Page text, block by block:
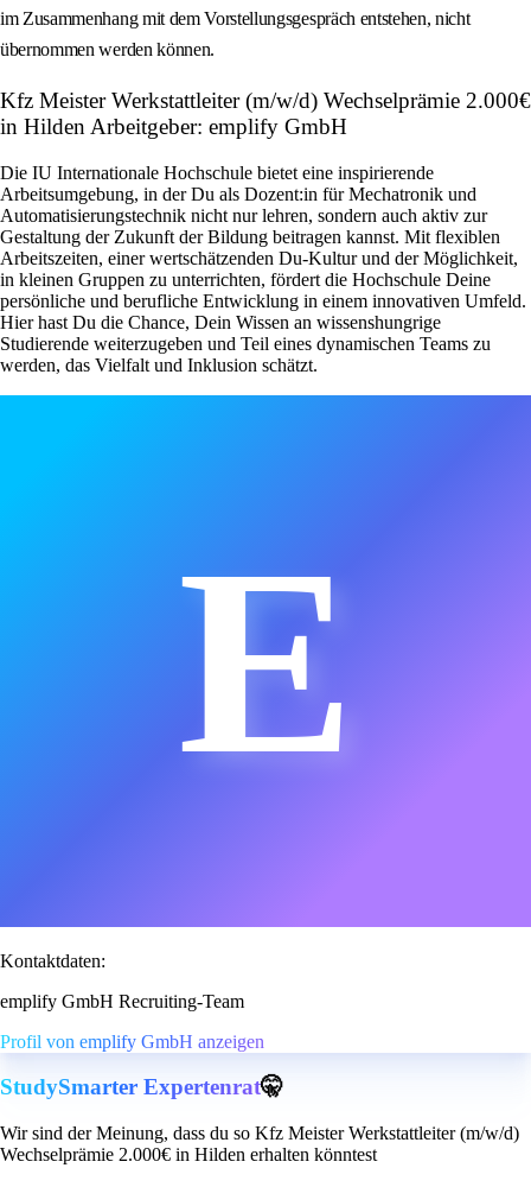
im Zusammenhang mit dem Vorstellungsgespräch entstehen, nicht
übernommen werden können.
Kfz Meister Werkstattleiter (m/w/d) Wechselprämie 2.000€
in Hilden Arbeitgeber: emplify GmbH
Die IU Internationale Hochschule bietet eine inspirierende
Arbeitsumgebung, in der Du als Dozent:in für Mechatronik und
Automatisierungstechnik nicht nur lehren, sondern auch aktiv zur
Gestaltung der Zukunft der Bildung beitragen kannst. Mit flexiblen
Arbeitszeiten, einer wertschätzenden Du-Kultur und der Möglichkeit,
in kleinen Gruppen zu unterrichten, fördert die Hochschule Deine
persönliche und berufliche Entwicklung in einem innovativen Umfeld.
Hier hast Du die Chance, Dein Wissen an wissenshungrige
Studierende weiterzugeben und Teil eines dynamischen Teams zu
werden, das Vielfalt und Inklusion schätzt.
E
Kontaktdaten:
emplify GmbH Recruiting-Team
Profil von emplify GmbH anzeigen
StudySmarter Expertenrat🤫
Wir sind der Meinung, dass du so Kfz Meister Werkstattleiter (m/w/d)
Wechselprämie 2.000€ in Hilden erhalten könntest